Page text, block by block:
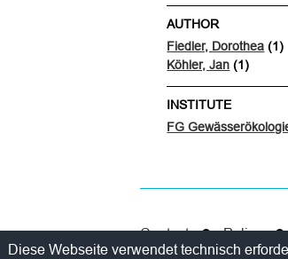
AUTHOR
Fiedler, Dorothea (1)
Köhler, Jan (1)
INSTITUTE
FG
Contact Policy
Diese Webseite verwendet technisch